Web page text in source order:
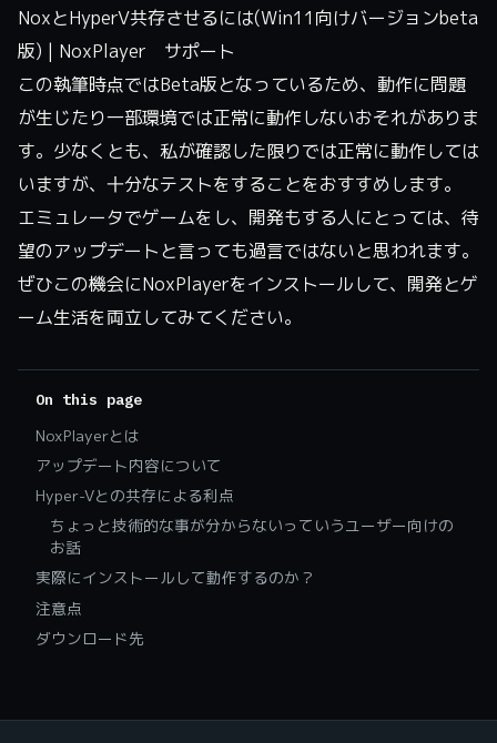
NoxとHyperV共存させるには(Win11向けバージョンbeta
版) | NoxPlayer サポート
この執筆時点ではBeta版となっているため、動作に問題
が生じたり一部環境では正常に動作しないおそれがありま
す。少なくとも、私が確認した限りでは正常に動作しては
いますが、十分なテストをすることをおすすめします。
エミュレータでゲームをし、開発もする人にとっては、待
望のアップデートと言っても過言ではないと思われます。
ぜひこの機会にNoxPlayerをインストールして、開発とゲ
ーム生活を両立してみてください。
On this page
NoxPlayerとは
アップデート内容について
Hyper-Vとの共存による利点
ちょっと技術的な事が分からないっていうユーザー向けの
お話
実際にインストールして動作するのか？
注意点
ダウンロード先